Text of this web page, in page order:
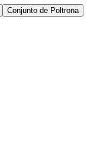
Conjunto de Poltrona